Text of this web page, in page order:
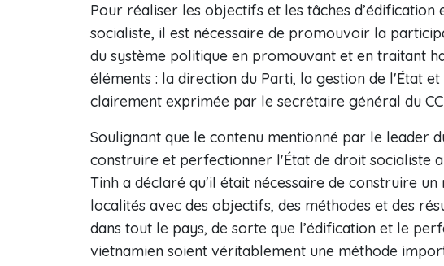
Pour réaliser les objectifs et les tâches
socialiste, il est nécessaire de promouvoir la
du système politique en promouvant et en traitant
éléments : la direction du Parti, la gestion de l'État
clairement exprimée par le secrétaire général du
Soulignant que le contenu mentionné par le leader
construire et perfectionner l'État de droit socialiste
Tinh a déclaré qu'il était nécessaire de construire
localités avec des objectifs, des méthodes et des
dans tout le pays, de sorte que l’édification et le
vietnamien soient véritablement une méthode